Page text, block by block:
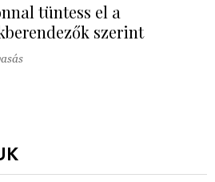
tüntess el a
szerint